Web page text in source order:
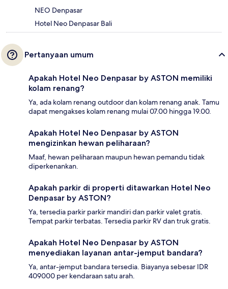
NEO Denpasar
Hotel Neo Denpasar Bali
Pertanyaan umum
Apakah Hotel Neo Denpasar by ASTON memiliki
kolam renang?
Ya, ada kolam renang outdoor dan kolam renang anak. Tamu
dapat mengakses kolam renang mulai 07.00 hingga 19.00.
Apakah Hotel Neo Denpasar by ASTON
mengizinkan hewan peliharaan?
Maaf, hewan peliharaan maupun hewan pemandu tidak
diperkenankan.
Apakah parkir di properti ditawarkan Hotel Neo
Denpasar by ASTON?
Ya, tersedia parkir parkir mandiri dan parkir valet gratis.
Tempat parkir terbatas. Tersedia parkir RV dan truk gratis.
Apakah Hotel Neo Denpasar by ASTON
menyediakan layanan antar-jemput bandara?
Ya, antar-jemput bandara tersedia. Biayanya sebesar IDR
409000 per kendaraan satu arah.